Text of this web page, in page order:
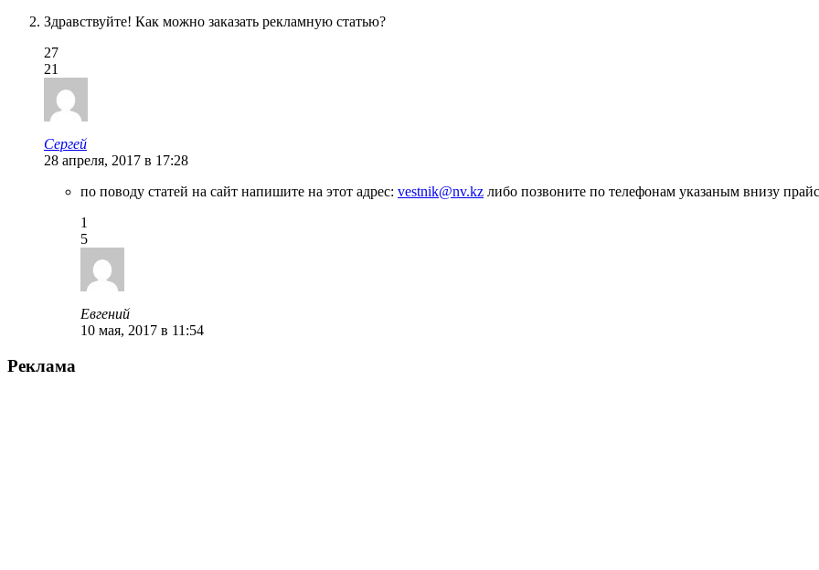
Здравствуйте! Как можно заказать рекламную статью?
27
21
Сергей
28 апреля, 2017 в 17:28
по поводу статей на сайт напишите на этот адрес: vestnik@nv.kz либо позвоните по телефонам указаным внизу
1
5
Евгений
10 мая, 2017 в 11:54
Реклама